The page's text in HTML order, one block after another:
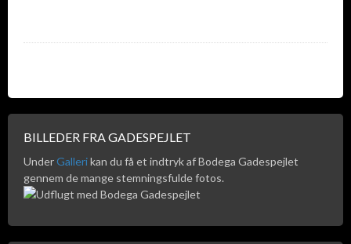
BILLEDER FRA GADESPEJLET
UnderGallerikan du få et indtryk af Bodega Gadespejlet
gennem de mange stemningsfulde fotos.